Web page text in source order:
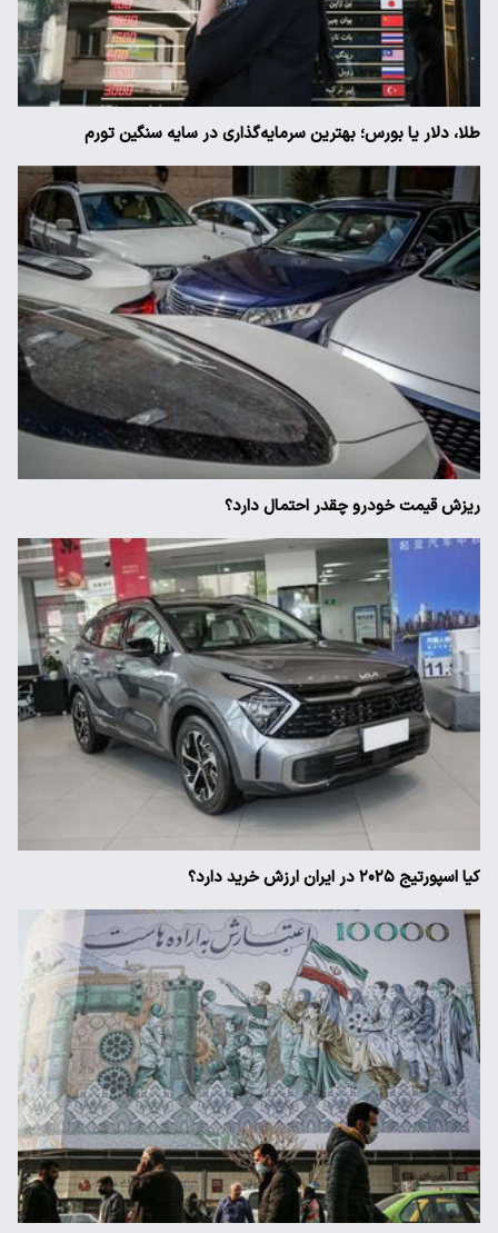
طلا، دلار یا بورس؛ بهترین سرمایه‌گذاری در سایه سنگین تورم
ریزش قیمت خودرو چقدر احتمال دارد؟
کیا اسپورتیج ۲۰۲۵ در ایران ارزش خرید دارد؟